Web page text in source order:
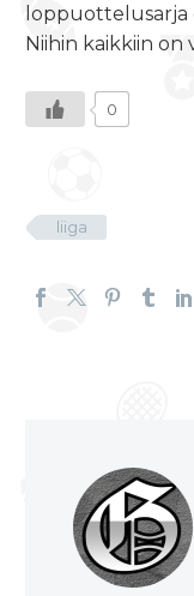
loppuottelusarja
Niihin kaikkiin on
0
liiga